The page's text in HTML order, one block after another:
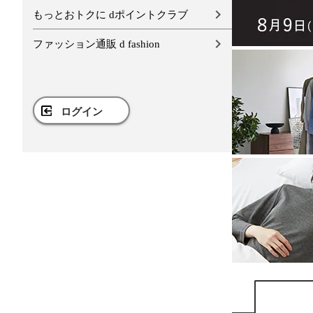
もっとおトクに dポイントクラブ
ファッション通販 d fashion
ログイン